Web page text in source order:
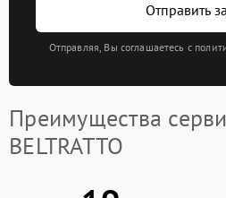
Отправить
Отправляя, Вы соглашаетесь с
Преимущества
BELTRATTO